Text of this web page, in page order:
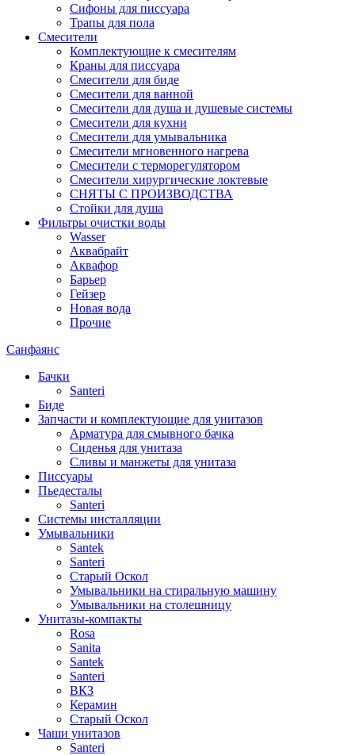
Сифоны для писсуара
Трапы для пола
Смесители
Комплектующие к смесителям
Краны для писсуара
Смесители для биде
Смесители для ванной
Смесители для душа и душевые системы
Смесители для кухни
Смесители для умывальника
Смесители мгновенного нагрева
Смесители с терморегулятором
Смесители хирургические локтевые
СНЯТЫ С ПРОИЗВОДСТВА
Стойки для душа
Фильтры очистки воды
Wasser
Аквабрайт
Аквафор
Барьер
Гейзер
Новая вода
Прочие
Санфаянс
Бачки
Santeri
Биде
Запчасти и комплектующие для унитазов
Арматура для смывного бачка
Сиденья для унитаза
Сливы и манжеты для унитаза
Писсуары
Пьедесталы
Santeri
Системы инсталляции
Умывальники
Santek
Santeri
Старый Оскол
Умывальники на стиральную машину
Умывальники на столешницу
Унитазы-компакты
Rosa
Sanita
Santek
Santeri
ВКЗ
Керамин
Старый Оскол
Чаши унитазов
Santeri